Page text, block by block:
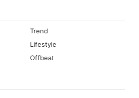
Trend
Lifestyle
Offbeat